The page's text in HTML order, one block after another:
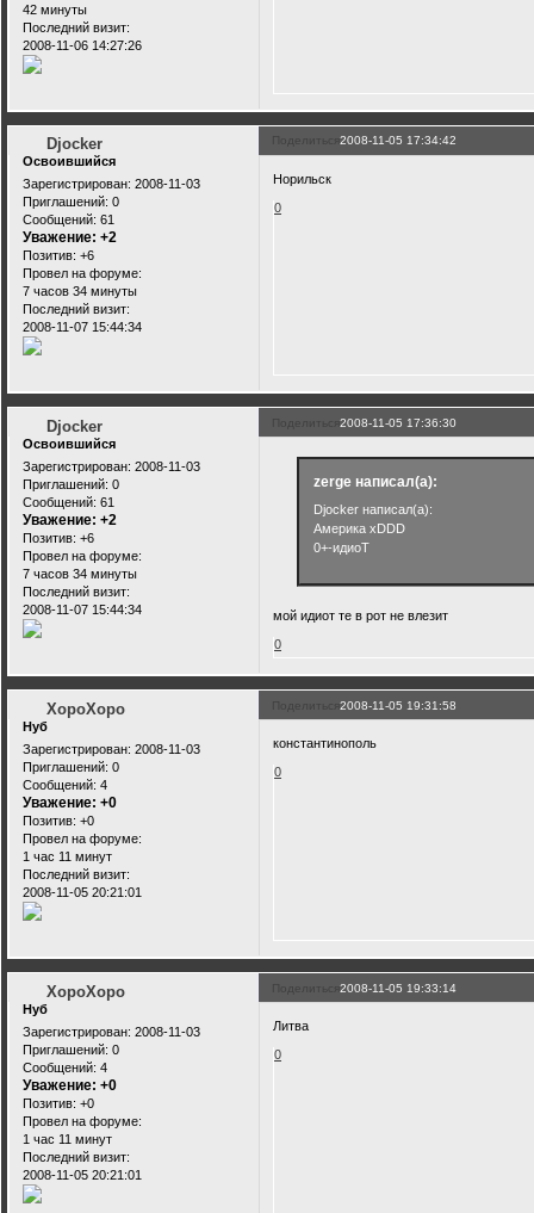
42 минуты
Последний визит:
2008-11-06 14:27:26
Поделиться2008-11-05 17:34:42
Djocker
Освоившийся
Зарегистрирован: 2008-11-03
Приглашений: 0
Сообщений: 61
Уважение: +2
Позитив: +6
Провел на форуме:
7 часов 34 минуты
Последний визит:
2008-11-07 15:44:34
Норильск
0
Поделиться2008-11-05 17:36:30
Djocker
Освоившийся
Зарегистрирован: 2008-11-03
Приглашений: 0
Сообщений: 61
Уважение: +2
Позитив: +6
Провел на форуме:
7 часов 34 минуты
Последний визит:
2008-11-07 15:44:34
zerge написал(а):
Djocker написал(а):
Америка xDDD
0+-идиоТ
мой идиот те в рот не влезит
0
Поделиться2008-11-05 19:31:58
XopoXopo
Нуб
Зарегистрирован: 2008-11-03
Приглашений: 0
Сообщений: 4
Уважение: +0
Позитив: +0
Провел на форуме:
1 час 11 минут
Последний визит:
2008-11-05 20:21:01
константинополь
0
Поделиться2008-11-05 19:33:14
XopoXopo
Нуб
Зарегистрирован: 2008-11-03
Приглашений: 0
Сообщений: 4
Уважение: +0
Позитив: +0
Провел на форуме:
1 час 11 минут
Последний визит:
2008-11-05 20:21:01
Литва
0